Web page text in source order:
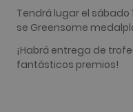
Tendrá lugar el
se Greensome
¡Habrá entrega de
fantásticos premios!
Analíticas
Las cookies
los visitantes usan
se pueden usar